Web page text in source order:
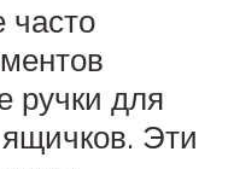
ручки для
Эти